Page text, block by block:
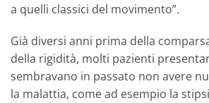
a quelli classici del movimento”.
Già diversi anni prima della
della rigidità, molti pazienti
sembravano in passato non avere
la malattia, come ad esempio la